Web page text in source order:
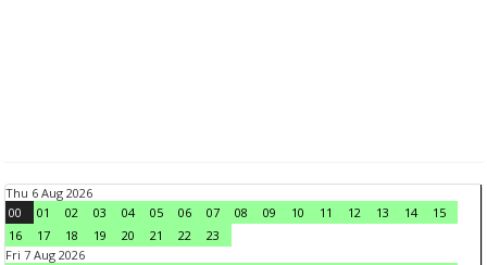
Thu 6 Aug 2026
00
01 02 03 04 05 06 07 08 09 10 11 12 13 14
15
16
17 18 19 20 21 22
23
Fri 7 Aug 2026